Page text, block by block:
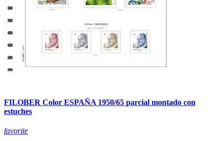
FILOBER Color ESPAÑA 1950/65 parcial montado con
estuches
favorite